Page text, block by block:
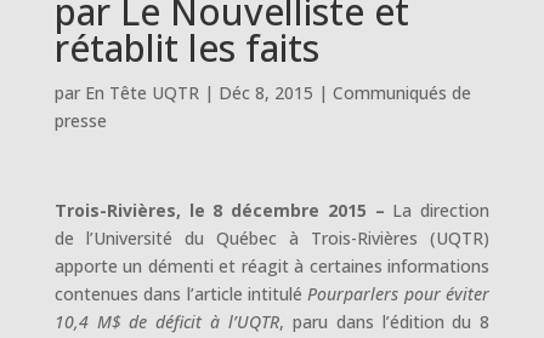
par Le Nouvelliste et
rétablit les faits
par En Tête UQTR| Déc 8, 2015 | Communiqués de
presse
Trois-Rivières, le 8 décembre 2015 – La direction
de l’Université du Québec à Trois-Rivières (UQTR)
apporte un démenti et réagit à certaines informations
contenues dans l’article intituléPourparlers pour éviter
10,4 M$ de déficit à l’UQTR, paru dans l’édition du 8